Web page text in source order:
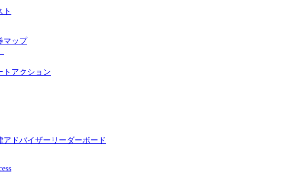
ト
マップ
トアクション
アドバイザーリーダーボード